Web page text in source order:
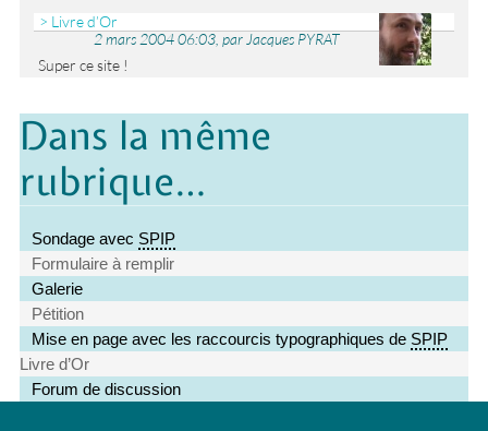
> Livre d’Or
2 mars 2004 06:03, par Jacques PYRAT
Super ce site !
Dans la même
rubrique…
Sondage avec SPIP
Formulaire à remplir
Galerie
Pétition
Mise en page avec les raccourcis typographiques de SPIP
Livre d’Or
Forum de discussion